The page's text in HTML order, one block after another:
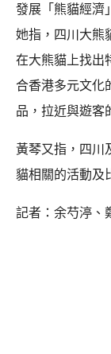
發展「熊貓經濟
她指，四川大熊
在大熊貓上找出
合香港多元文化
品，拉近與遊客
黃琴又指，四川
貓相關的活動及
記者：余芍渟、